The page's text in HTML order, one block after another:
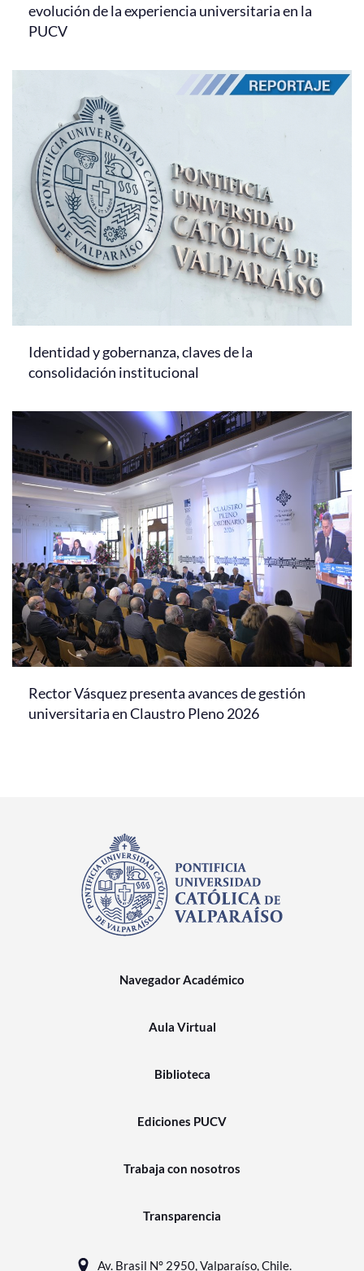
evolución de la experiencia universitaria en la
PUCV
Identidad y gobernanza, claves de la
consolidación institucional
Rector Vásquez presenta avances de gestión
universitaria en Claustro Pleno 2026
Navegador Académico
Aula Virtual
Biblioteca
Ediciones PUCV
Trabaja con nosotros
Transparencia
Av. Brasil N° 2950, Valparaíso, Chile.